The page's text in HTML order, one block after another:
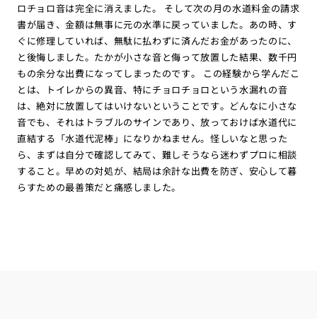
ロチョロ音は完全に消えました。 そして次の月の水道料金の請求
書が届き、金額は無事に元の水準に戻っていました。あの時、す
ぐに修理していれば、無駄に払わずに済んだお金があったのに、
と後悔しました。たかが小さな音と侮って放置した結果、数千円
もの余分な出費になってしまったのです。 この経験から学んだこ
とは、トイレからの異音、特にチョロチョロという水漏れの音
は、絶対に放置してはいけないということです。どんなに小さな
音でも、それはトラブルのサインであり、放っておけば水道代に
直結する「水道代泥棒」になりかねません。怪しいなと思った
ら、まずは自分で確認してみて、難しそうなら迷わずプロに相談
すること。早めの対処が、結局は余計な出費を防ぎ、安心して暮
らすための最善策だと痛感しました。